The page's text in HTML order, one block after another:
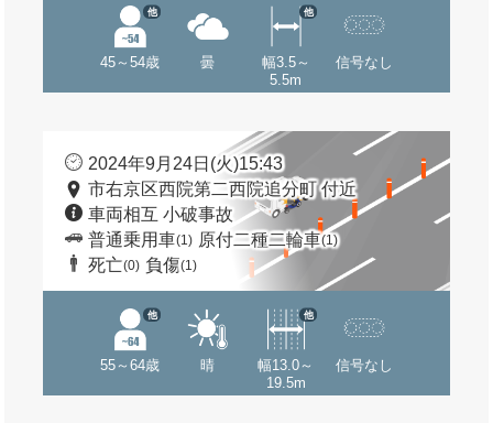
45～54歳
他
曇
幅3.5～
5.5m
他
信号なし
2024年9月24日(火)15:43
市右京区西院第二西院追分町 付近
車両相互 小破事故
普通乗用車(1) 原付二種二輪車(1)
死亡(0) 負傷(1)
55～64歳
他
晴
幅13.0～
19.5m
他
信号なし